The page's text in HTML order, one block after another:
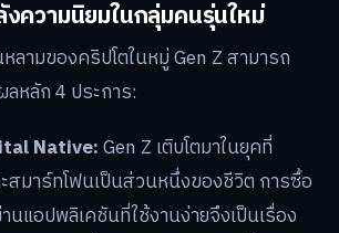
งความนิยมในกลุ่มคนรุ่นใหม่
ลามของคริปโตในหมู่ Gen Z สามารถ
ลหลัก 4 ประการ:
Native:Gen Z เติบโตมาในยุคที่
สมาร์ทโฟนเป็นส่วนหนึ่งของชีวิต การซื้อ
แอปพลิเคชันที่ใช้งานง่ายจึงเป็นเรื่อง